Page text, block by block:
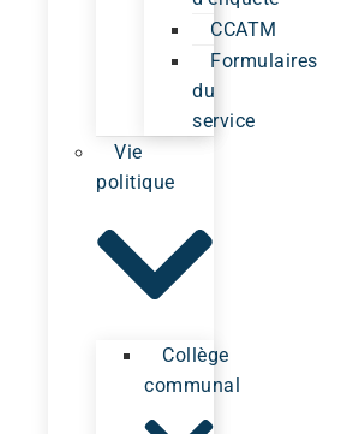
CCATM
Formulaires
du
service
Vie
politique
Collège
communal